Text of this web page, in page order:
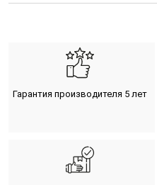
Гарантия производителя 5 лет